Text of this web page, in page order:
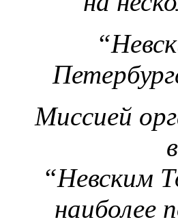
Миссией
“Невским
наиболее